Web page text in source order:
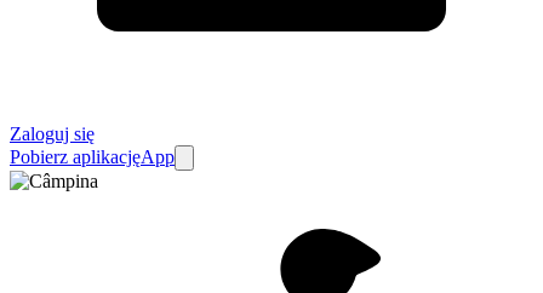
Zaloguj się
Pobierz aplikacjęApp